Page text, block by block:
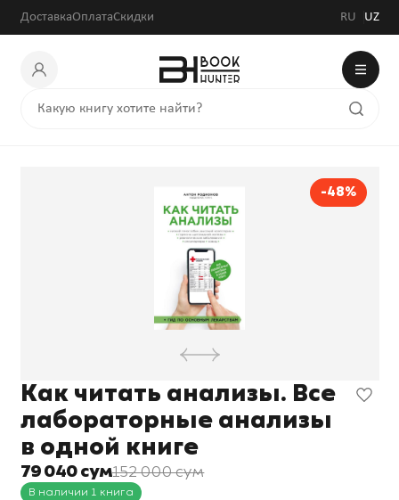
ДоставкаОплатаСкидки RU UZ
-48%
Как читать анализы. Все
лабораторные анализы
в одной книге
79 040 сум152 000 сум
В наличии 1 книга